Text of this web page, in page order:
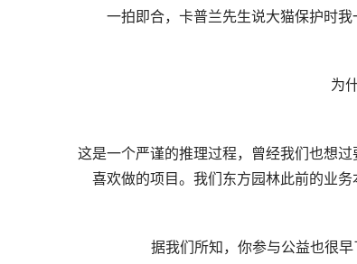
一拍即合，卡普兰先生说大猫保护时
为
这是一个严谨的推理过程，曾经我们也想
喜欢做的项目。我们东方园林此前的业
据我们所知，你参与公益也很